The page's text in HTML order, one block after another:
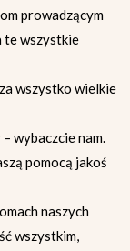
prowadzącym
te wszystkie
wszystko wielkie
wybaczcie nam.
pomocą jakoś
naszych
wszystkim,